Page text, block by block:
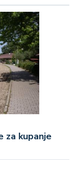
za kupanje